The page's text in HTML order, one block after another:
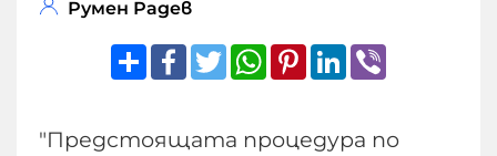
Румен Радев
ShareFacebook
TwitterWhatsApp
Pinterest
LinkedIn
"Предстоящата процедура по